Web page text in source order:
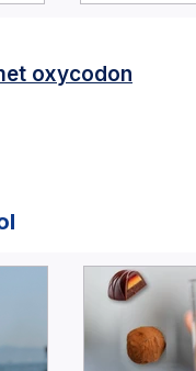
oxycodon